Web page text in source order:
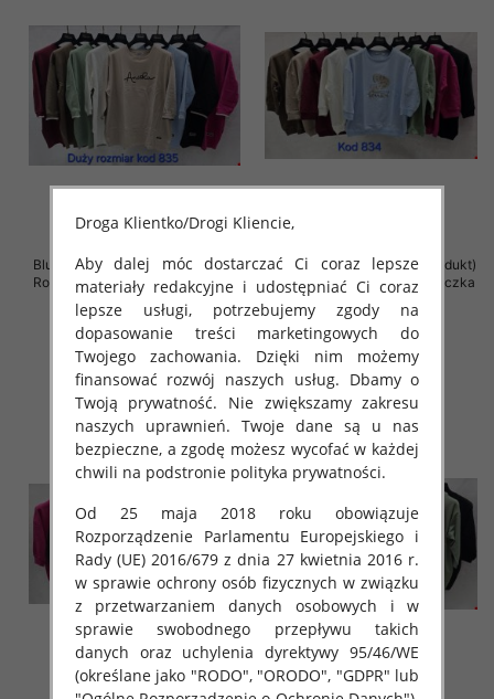
Bluzki damskie ( Turecki produkt)
Roz Standard , Mix Kolor .Paczka
10 szt
46.00 zł
szczegóły
Bluzki damskie ( Turecki produkt)
Roz Standard , Mix Kolor .Paczka
43.00 zł
szczegóły
Droga Klientko/Drogi Kliencie,
Aby dalej móc dostarczać Ci coraz lepsze
materiały redakcyjne i udostępniać Ci coraz
lepsze usługi, potrzebujemy zgody na
dopasowanie treści marketingowych do
Twojego zachowania. Dzięki nim możemy
finansować rozwój naszych usług. Dbamy o
Twoją prywatność. Nie zwiększamy zakresu
naszych uprawnień. Twoje dane są u nas
bezpieczne, a zgodę możesz wycofać w każdej
chwili na podstronie polityka prywatności.
Od 25 maja 2018 roku obowiązuje
Rozporządzenie Parlamentu Europejskiego i
Rady (UE) 2016/679 z dnia 27 kwietnia 2016 r.
w sprawie ochrony osób fizycznych w związku
z przetwarzaniem danych osobowych i w
sprawie swobodnego przepływu takich
danych oraz uchylenia dyrektywy 95/46/WE
(określane jako "RODO", "ORODO", "GDPR" lub